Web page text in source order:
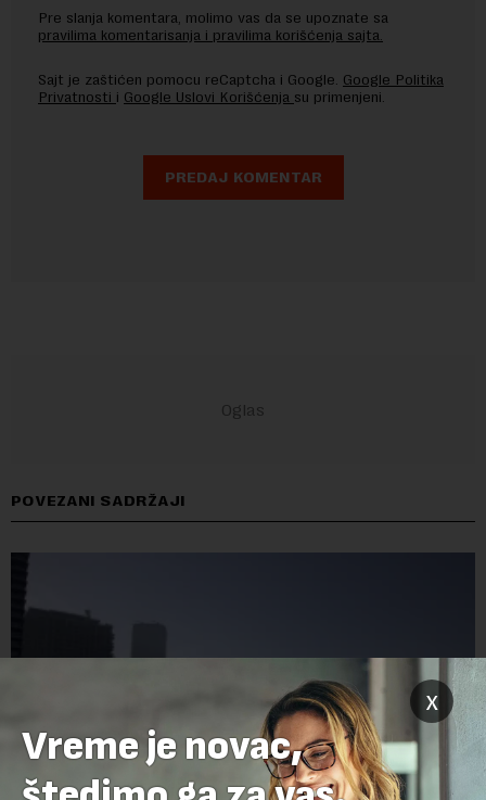
Pre slanja komentara, molimo vas da se upoznate sa
pravilima komentarisanja i pravilima korišćenja sajta.
Sajt je zaštićen pomocu reCaptcha i Google. Google Politika
Privatnosti i Google Uslovi Korišćenja su primenjeni.
POVEZANI SADRŽAJI
x
Vreme je novac,